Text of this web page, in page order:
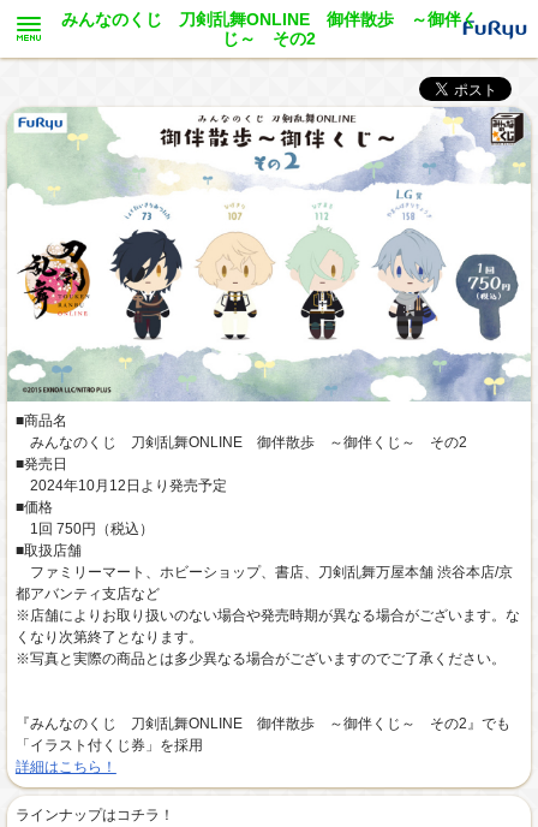
みんなのくじ 刀剣乱舞ONLINE 御伴散歩 ～御伴く
じ～ その2
■商品名
みんなのくじ 刀剣乱舞ONLINE 御伴散歩 ～御伴くじ～ その2
■発売日
2024年10月12日より発売予定
■価格
1回 750円（税込）
■取扱店舗
ファミリーマート、ホビーショップ、書店、刀剣乱舞万屋本舗 渋谷本店/京
都アバンティ支店など
※店舗によりお取り扱いのない場合や発売時期が異なる場合がございます。な
くなり次第終了となります。
※写真と実際の商品とは多少異なる場合がございますのでご了承ください。
『みんなのくじ 刀剣乱舞ONLINE 御伴散歩 ～御伴くじ～ その2』でも
「イラスト付くじ券」を採用
詳細はこちら！
ラインナップはコチラ！